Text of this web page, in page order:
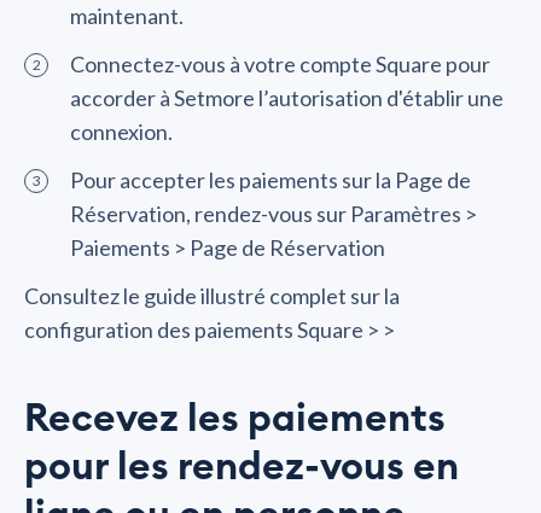
maintenant.
Connectez-vous à votre compte Square pour
accorder à Setmore l’autorisation d'établir une
connexion.
Pour accepter les paiements sur la Page de
Réservation, rendez-vous sur Paramètres >
Paiements > Page de Réservation
Consultez le guide illustré complet sur la
configuration des paiements Square > >
Recevez les paiements
pour les rendez-vous en